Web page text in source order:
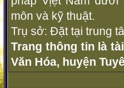
môn và kỹ thuật.
Trụ sở: Đặt tại trung
Trang thông tin là
Văn Hóa, huyện